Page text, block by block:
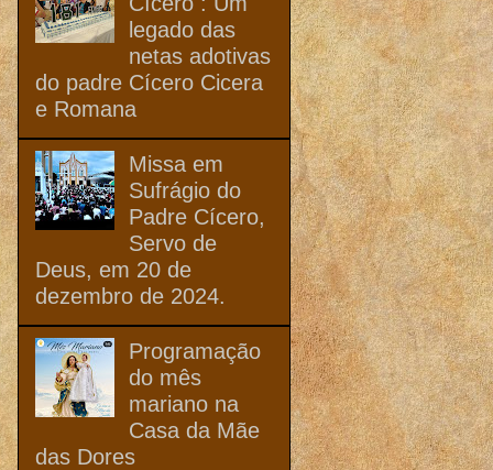
legado das
netas adotivas
do padre Cícero Cicera
e Romana
Missa em
Sufrágio do
Padre Cícero,
Servo de
Deus, em 20 de
dezembro de 2024.
Programação
do mês
mariano na
Casa da Mãe
das Dores